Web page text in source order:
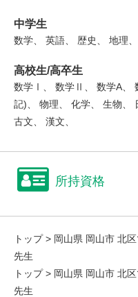
中学生
数学、 英語、 歴史、 地理、
高校生/高卒生
数学Ⅰ、 数学Ⅱ、 数学A、
記)、 物理、 化学、 生物、
古文、 漢文、
所持資格
トップ> 岡山県 岡山市 北
先生
トップ> 岡山県 岡山市 北
先生